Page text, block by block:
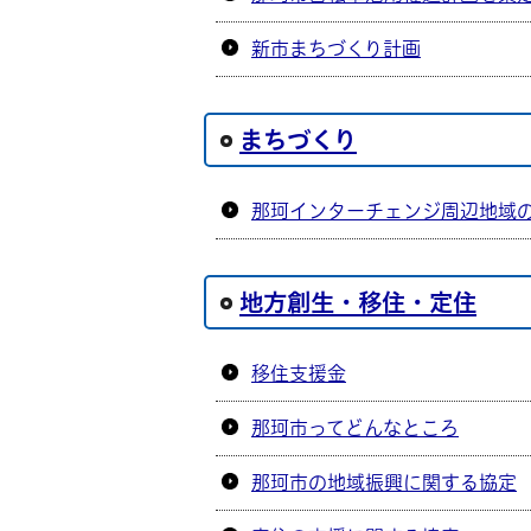
新市まちづくり計画
まちづくり
那珂インターチェンジ周辺地域
地方創生・移住・定住
移住支援金
那珂市ってどんなところ
那珂市の地域振興に関する協定